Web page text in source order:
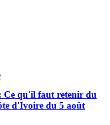
Ce qu'il faut retenir du
d'Ivoire du 5 août